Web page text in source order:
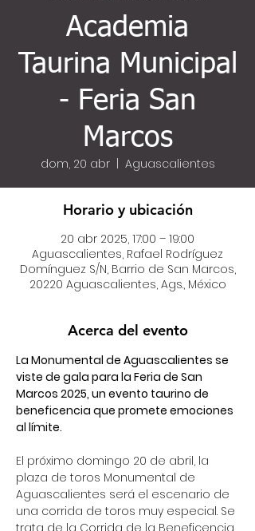
Academia
Taurina Municipal
- Feria San
Marcos
dom, 20 abr
  |
Aguascalientes
Horario y ubicación
20 abr 2025, 17:00 – 19:00
Aguascalientes, Rafael Rodríguez
Domínguez S/N, Barrio de San Marcos,
20220 Aguascalientes, Ags., México
Acerca del evento
La Monumental de Aguascalientes se
viste de gala para la Feria de San
Marcos 2025, un evento taurino de
beneficencia que promete emociones
al límite.
El próximo domingo 20 de abril, la
plaza de toros Monumental de
Aguascalientes será el escenario de
una corrida de toros muy especial. Se
trata de la Corrida de la Beneficencia,